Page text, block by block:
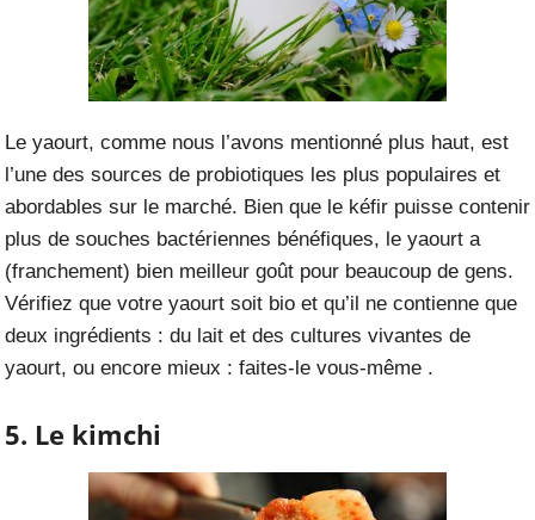
Le yaourt, comme nous l’avons mentionné plus haut, est
l’une des sources de probiotiques les plus populaires et
abordables sur le marché. Bien que le kéfir puisse contenir
plus de souches bactériennes bénéfiques, le yaourt a
(franchement) bien meilleur goût pour beaucoup de gens.
Vérifiez que votre yaourt soit bio et qu’il ne contienne que
deux ingrédients : du lait et des cultures vivantes de
yaourt, ou encore mieux : faites-le vous-même .
5. Le kimchi